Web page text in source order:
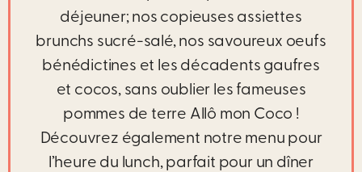
déjeuner; nos copieuses assiettes
brunchs sucré-salé, nos savoureux oeufs
bénédictines et les décadents gaufres
et cocos, sans oublier les fameuses
pommes de terre Allô mon Coco !
Découvrez également notre menu pour
l’heure du lunch, parfait pour un dîner